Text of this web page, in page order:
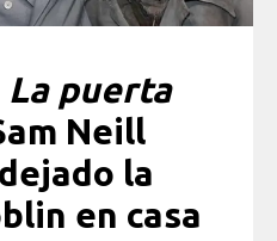
La puerta
Neill
la
en casa